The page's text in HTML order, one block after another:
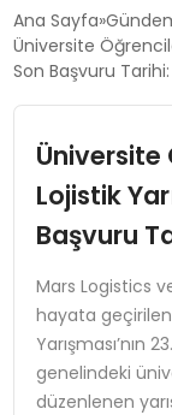
EKONOMI
MAGAZIN
SAĞLIK
SPOR
TEKNOLOJI
Ana Sayfa
Üniversite
Son Başvuru
Üniversite
Lojistik
Başvuru
Mars Logistics
hayata geçirilen
Yarışması’nın
genelindeki
düzenlenen